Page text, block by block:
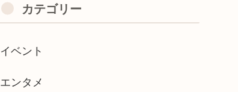
カテゴリー
イベント
エンタメ